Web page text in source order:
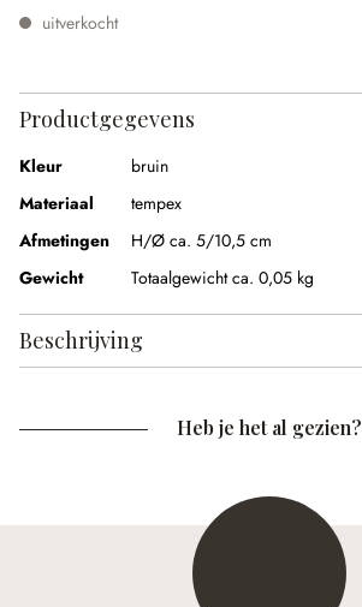
uitverkocht
Productgegevens
Kleur
bruin
Materiaal
tempex
Afmetingen
H/Ø ca. 5/10,5 cm
Gewicht
Totaalgewicht ca. 0,05 kg
Beschrijving
Heb je het al gezien?